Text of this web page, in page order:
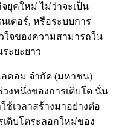
ยุคใหม่ ไม่ว่าจะเป็น
เตอร์, หรือระบบการ
ใจของความสามารถใน
ะยะยาว
ลคอม จำกัด (มหาชน)
งหนึ่งของการเติบโต นั่น
ช้เวลาสร้างมาอย่างต่อ
เติบโตระลอกใหม่ของ